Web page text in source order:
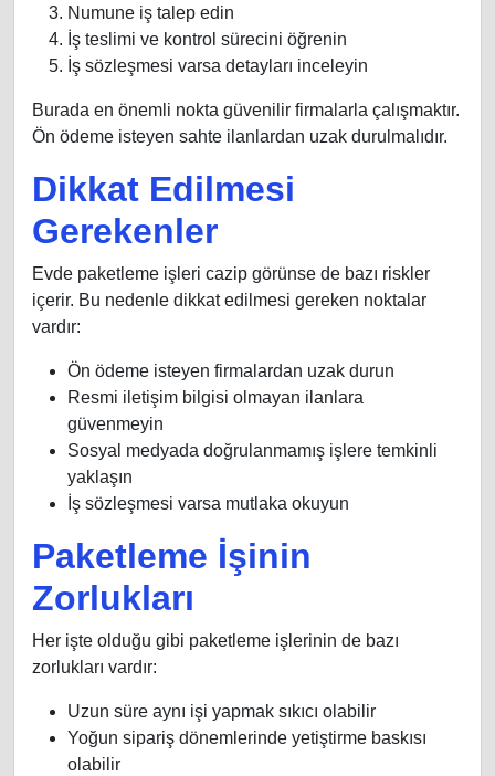
Numune iş talep edin
İş teslimi ve kontrol sürecini öğrenin
İş sözleşmesi varsa detayları inceleyin
Burada en önemli nokta güvenilir firmalarla çalışmaktır.
Ön ödeme isteyen sahte ilanlardan uzak durulmalıdır.
Dikkat Edilmesi
Gerekenler
Evde paketleme işleri cazip görünse de bazı riskler
içerir. Bu nedenle dikkat edilmesi gereken noktalar
vardır:
Ön ödeme isteyen firmalardan uzak durun
Resmi iletişim bilgisi olmayan ilanlara
güvenmeyin
Sosyal medyada doğrulanmamış işlere temkinli
yaklaşın
İş sözleşmesi varsa mutlaka okuyun
Paketleme İşinin
Zorlukları
Her işte olduğu gibi paketleme işlerinin de bazı
zorlukları vardır:
Uzun süre aynı işi yapmak sıkıcı olabilir
Yoğun sipariş dönemlerinde yetiştirme baskısı
olabilir